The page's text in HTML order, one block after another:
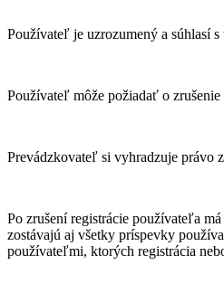
Používateľ je uzrozumený a súhlasí
Používateľ môže požiadať o
Prevádzkovateľ si vyhradzuje právo
Po zrušení registrácie používateľa
zostávajú aj všetky príspevky
používateľmi, ktorých registrácia